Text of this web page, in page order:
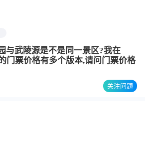
与武陵源是不是同一景区?我在
门票价格有多个版本,请问门票价格
关注问题